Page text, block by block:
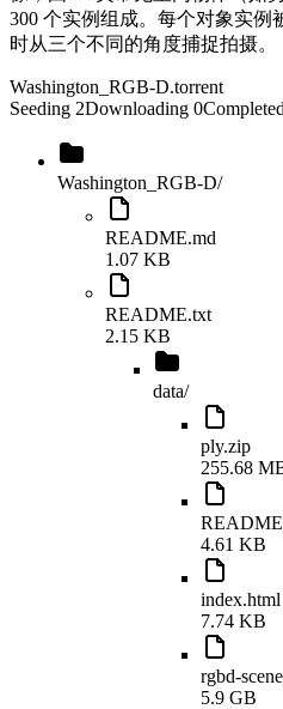
300 个实例组成。每个对象实
时从三个不同的角度捕捉拍摄。
Washington_RGB-D.torrent
Seeding 2Downloading 0Completed
Washington_RGB-D/
README.md
1.07 KB
README.txt
2.15 KB
data/
ply.zip
255.68
4.61 KB
index.html
7.74 KB
rgbd-
5.9 GB